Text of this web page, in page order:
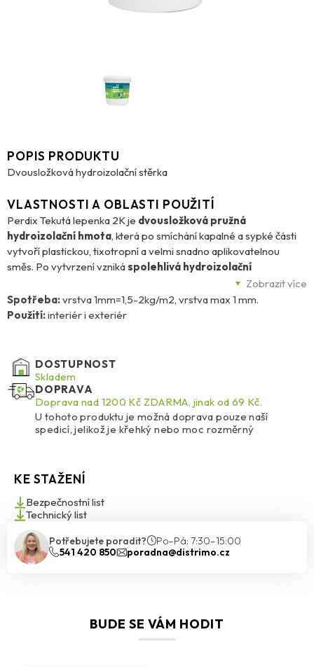
POPIS PRODUKTU
Dvousložková hydroizolační stěrka
Zobrazit více
VLASTNOSTI A OBLASTI POUŽITÍ
Perdix Tekutá lepenka 2K je dvousložková pružná
hydroizolační hmota, která po smíchání kapalné a sypké části
vytvoří plastickou, tixotropní a velmi snadno aplikovatelnou
směs. Po vytvrzení vznikáspolehlivá hydroizolační
, která brání prosakování vody pod hydrostatickým
tlakem a zároveň nepropouští vlhkost. Hmota je dostupná v šedé
barvě a díky mikroporézní struktuře umožňuje prostup vodních
Výsledná vrstva jevysoce pružná, pevně přilnavá
přírodnímu i umělému kameni, kovům včetně oceli, mědi či
galvanizovaného plechu. Vyniká také
do –35 °C, rozmrazovacím solím, abrazi a má protismykové
vlastnosti. Navíc účinněbrání prostupu radonu, což z ní dělá
ideální volbu i pro spodní stavby.
betonů, potěrů, zdí, základů staveb, základových desek či
sklepních stěn. Skvěle se hodí pro
balkony, terasy a garáže
Lze ji využít také jako
protikarbonatační nátěrbetonových konstrukcí.
Spotřeba:vrstva 1mm=1,5-2kg/m2, vrstva max 1 mm.
Použití:interiér i exteriér
DOSTUPNOST
Skladem
DOPRAVA
Doprava nad 1200 Kč ZDARMA, jinak od 69 Kč.
U tohoto produktu je možná doprava pouze naší
spedicí, jelikož je křehký nebo moc rozměrný
KE STAŽENÍ
Bezpečnostní list
Technický list
Potřebujete poradit?
Po–Pá: 7:30–15:00
541 420 850
poradna@distrimo.cz
BUDE SE VÁM HODIT